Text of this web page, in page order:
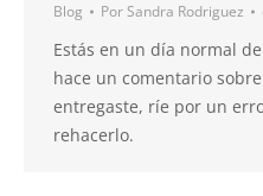
Blog Por Sandra Rodriguez
Estás en un día normal
hace un comentario
entregaste, ríe por un
rehacerlo.